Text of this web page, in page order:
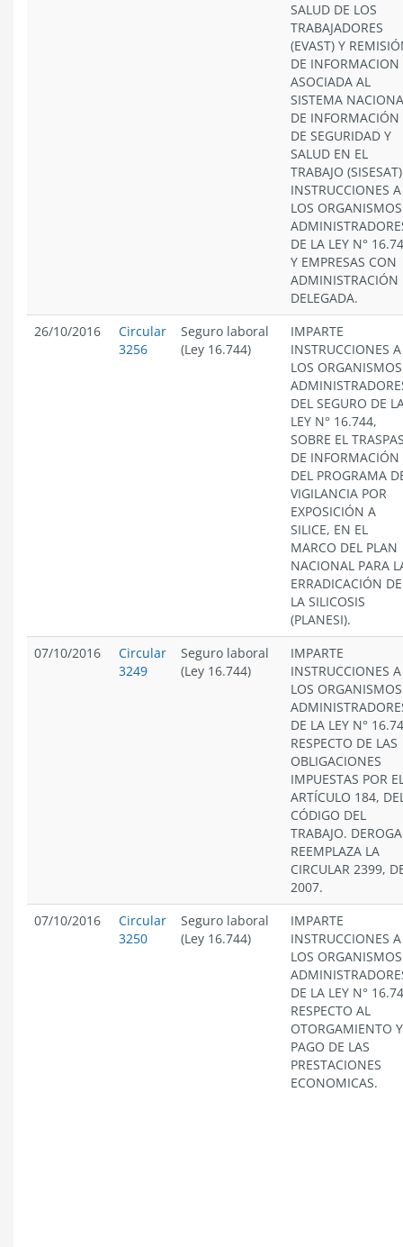
SALUD DE LOS
TRABAJADORES
(EVAST) Y
DE INFORMACION
ASOCIADA AL
SISTEMA
DE INFORMACIÓN
DE SEGURIDAD Y
SALUD EN EL
TRABAJO
INSTRUCCIONES A
LOS ORGANISMOS
DE LA LEY N°
Y EMPRESAS CON
ADMINISTRACIÓN
DELEGADA.
26/10/2016
Circular
3256
Seguro laboral
(Ley 16.744)
IMPARTE
INSTRUCCIONES A
LOS ORGANISMOS
DEL SEGURO DE
LEY N° 16.744,
SOBRE EL
DE INFORMACIÓN
DEL PROGRAMA
VIGILANCIA POR
EXPOSICIÓN A
SILICE, EN EL
MARCO DEL PLAN
NACIONAL PARA
ERRADICACIÓN DE
LA SILICOSIS
(PLANESI).
07/10/2016
Circular
3249
Seguro laboral
(Ley 16.744)
IMPARTE
INSTRUCCIONES A
LOS ORGANISMOS
DE LA LEY N°
RESPECTO DE LAS
OBLIGACIONES
IMPUESTAS POR
ARTÍCULO 184,
CÓDIGO DEL
TRABAJO.
REEMPLAZA LA
CIRCULAR 2399,
2007.
07/10/2016
Circular
3250
Seguro laboral
(Ley 16.744)
IMPARTE
INSTRUCCIONES A
LOS ORGANISMOS
DE LA LEY N°
RESPECTO AL
OTORGAMIENTO Y
PAGO DE LAS
PRESTACIONES
ECONOMICAS.